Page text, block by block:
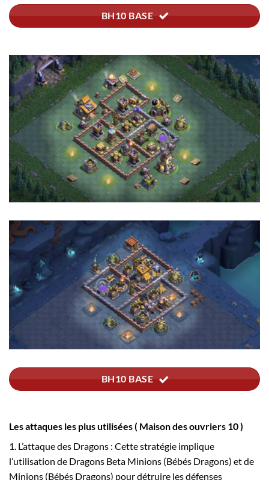
BH10 BASE
BH10 BASE
Les attaques les plus utilisées ( Maison des ouvriers 10 )
1. L’attaque des Dragons : Cette stratégie implique
l’utilisation de Dragons Beta Minions (Bébés Dragons) et de
Minions (Bébés Dragons) pour détruire les défenses